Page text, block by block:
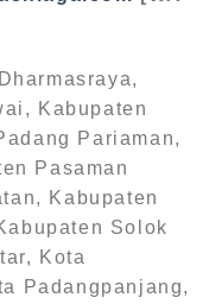
Kabupaten
Pariaman,
Pasaman
Kabupaten
Solok
Kota
Padangpanjang,